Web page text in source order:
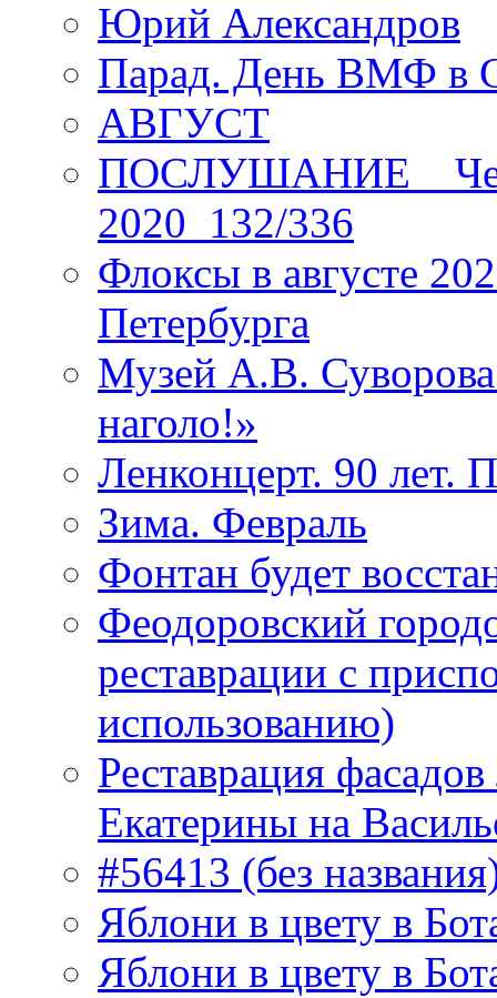
Юрий Александров
Парад. День ВМФ в
АВГУСТ
ПОСЛУШАНИЕ _
2020_132/336
Флоксы в августе
Петербурга
Музей А.В.
наголо!»
Ленконцерт. 90 лет.
Зима. Февраль
Фонтан будет
Феодоровский
реставрации с
использованию)
Реставрация
Екатерины на
#56413 (без
Яблони в цвету в
Яблони в цвету в